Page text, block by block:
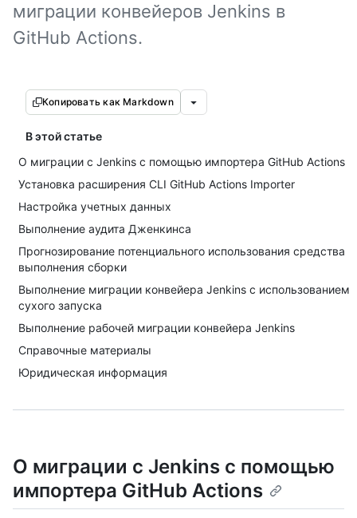
миграции конвейеров Jenkins в
GitHub Actions.
Копировать как Markdown
В этой статье
О миграции с Jenkins с помощью импортера GitHub Actions
Установка расширения CLI GitHub Actions Importer
Настройка учетных данных
Выполнение аудита Дженкинса
Прогнозирование потенциального использования средства
выполнения сборки
Выполнение миграции конвейера Jenkins с использованием
сухого запуска
Выполнение рабочей миграции конвейера Jenkins
Справочные материалы
Юридическая информация
О миграции с Jenkins с помощью
импортера GitHub Actions